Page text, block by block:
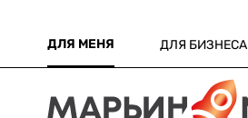
ДЛЯ МЕНЯ ДЛЯ БИЗНЕСА